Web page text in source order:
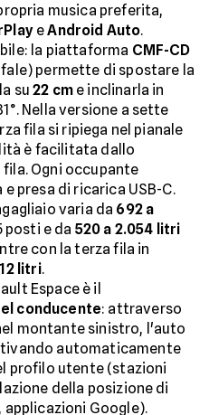
musica preferita,
eAndroid Auto.
la piattaforma CMF-CD
permette di spostare la
su22 cme inclinarla in
Nella versione a sette
fila si ripiega nel pianale
è facilitata dallo
Ogni occupante
presa di ricarica USB-C.
varia da 692 a
posti e da 520 a 2.054 litri
con la terza fila in
litri.
Espace è il
conducente: attraverso
montante sinistro, l'auto
automaticamente
profilo utente (stazioni
della posizione di
Google).